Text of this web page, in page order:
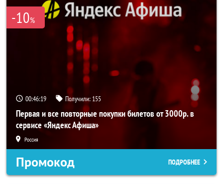
-10%
00:46:18 Получили: 155
Первая и все повторные покупки билетов от 3000р. в
сервисе «Яндекс Афиша»
Россия
Промокод ПОДРОБНЕЕ